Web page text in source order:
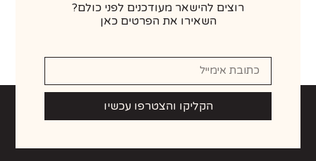
רוצים להישאר מעודכנים לפני כולם?
השאירו את הפרטים כאן
הקליקו והצטרפו עכשיו